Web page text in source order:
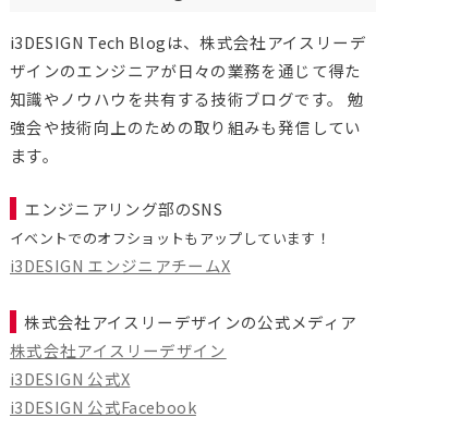
i3DESIGN Tech Blogは、株式会社アイスリーデ
ザインのエンジニアが日々の業務を通じて得た
知識やノウハウを共有する技術ブログです。 勉
強会や技術向上のための取り組みも発信してい
ます。
エンジニアリング部のSNS
イベントでのオフショットもアップしています！
i3DESIGN エンジニアチームX
株式会社アイスリーデザインの公式メディア
株式会社アイスリーデザイン
i3DESIGN 公式X
i3DESIGN 公式Facebook